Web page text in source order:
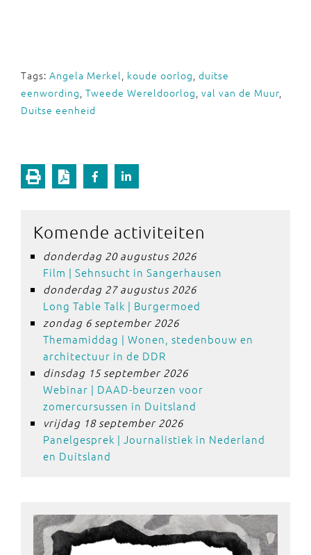
Tags: Angela Merkel, koude oorlog, duitse
eenwording, Tweede Wereldoorlog, val van de Muur,
Duitse eenheid
Komende activiteiten
donderdag 20 augustus 2026
Film | Sehnsucht in Sangerhausen
donderdag 27 augustus 2026
Long Table Talk | Burgermoed
zondag 6 september 2026
Themamiddag | Wonen, stedenbouw en
architectuur in de DDR
dinsdag 15 september 2026
Webinar | DAAD-beurzen voor
zomercursussen in Duitsland
vrijdag 18 september 2026
Panelgesprek | Journalistiek in Nederland
en Duitsland